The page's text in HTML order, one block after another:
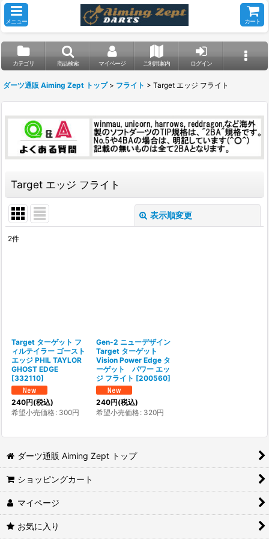
メニュー カート
カテゴリ 商品検索 マイページ ご利用案内 ログイン
ダーツ通販 Aiming Zept トップ > フライト > Target エッジ フライト
Target エッジ フライト
表示順変更
2件
Target ターゲット フ
ィルテイラー ゴースト
エッジ PHIL TAYLOR
GHOST EDGE
[332110]
240円(税込)
希望小売価格: 300円
Gen-2 ニューデザイン
Target ターゲット
Vision Power Edge タ
ーゲット パワー エッ
ジ フライト [200560]
240円(税込)
希望小売価格: 320円
ダーツ通販 Aiming Zept トップ
ショッピングカート
マイページ
お気に入り